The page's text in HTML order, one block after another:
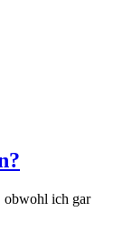
obwohl ich gar